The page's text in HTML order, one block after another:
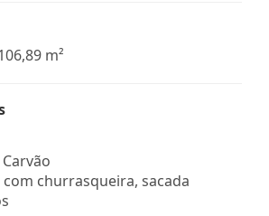
m²
com churrasqueira, sacada